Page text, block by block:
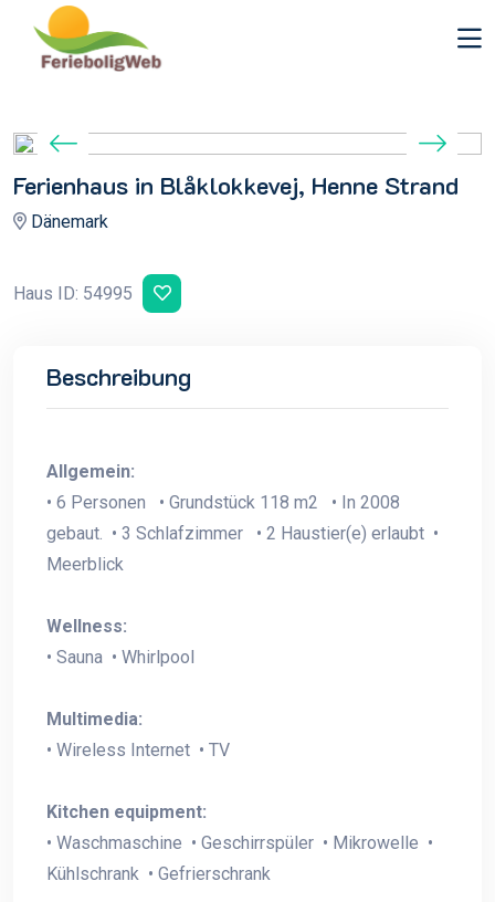
Ferienhaus in Blåklokkevej, Henne Strand
Dänemark
Haus ID: 54995
Beschreibung
Allgemein:
• 6 Personen • Grundstück 118 m2 • In 2008
gebaut. • 3 Schlafzimmer • 2 Haustier(e) erlaubt •
Meerblick
Wellness:
• Sauna • Whirlpool
Multimedia:
• Wireless Internet • TV
Kitchen equipment:
• Waschmaschine • Geschirrspüler • Mikrowelle •
Kühlschrank • Gefrierschrank